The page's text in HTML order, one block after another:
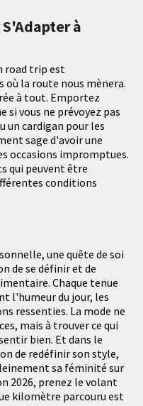
à
road trip est
la route nous mènera.
à tout. Emportez
vous ne prévoyez pas
un cardigan pour les
sage d'avoir une
occasions impromptues.
qui peuvent être
conditions
une quête de soi
de se définir et de
Chaque tenue
l'humeur du jour, les
ressenties. La mode ne
mais à trouver ce qui
bien. Et dans le
de redéfinir son style,
sa féminité sur
2026, prenez le volant
kilomètre parcouru est